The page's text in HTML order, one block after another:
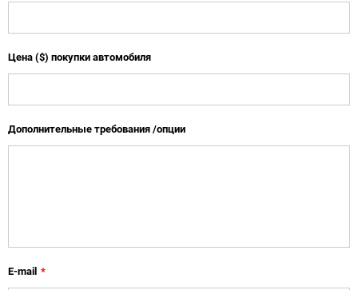
Цена ($) покупки автомобиля
Дополнительные требования /опции
E-mail *